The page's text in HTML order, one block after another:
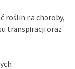
roślin na choroby,
transpiracji oraz